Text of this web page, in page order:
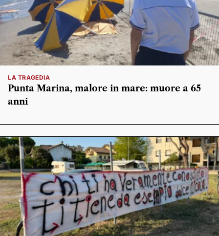
LA TRAGEDIA
Punta Marina, malore in mare: muore a 65
anni